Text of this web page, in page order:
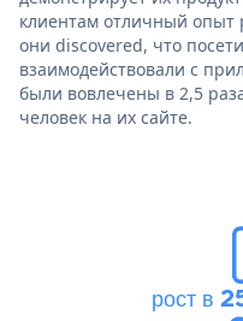
клиентам отличный опыт
они discovered, что
взаимодействовали с
были вовлечены в 2,5
человек на их сайте.
рост в